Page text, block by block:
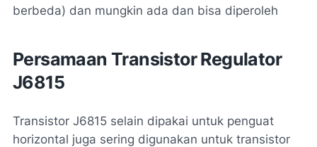
berbeda) dan mungkin ada dan bisa diperoleh
Persamaan Transistor Regulator
J6815
Transistor J6815 selain dipakai untuk penguat
horizontal juga sering digunakan untuk transistor